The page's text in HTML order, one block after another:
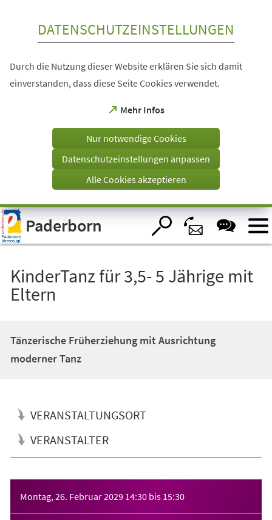
Visuelle
Assistenzsoftware
öffnen.
DATENSCHUTZEINSTELLUNGEN
Durch die Nutzung dieser Website erklären Sie sich damit
einverstanden, dass diese Seite Cookies verwendet.
Mehr Infos
(Öffnet
einem
Tab)
Nur notwendige Cookies
Datenschutzeinstellungen anpassen
Alle Cookies akzeptieren
Paderborn
KinderTanz für 3,5- 5 Jährige mit
Eltern
Tänzerische Früherziehung mit Ausrichtung
moderner Tanz
VERANSTALTUNGSORT
VERANSTALTER
Montag, 26. Februar 2029 14:30 bis 15:30